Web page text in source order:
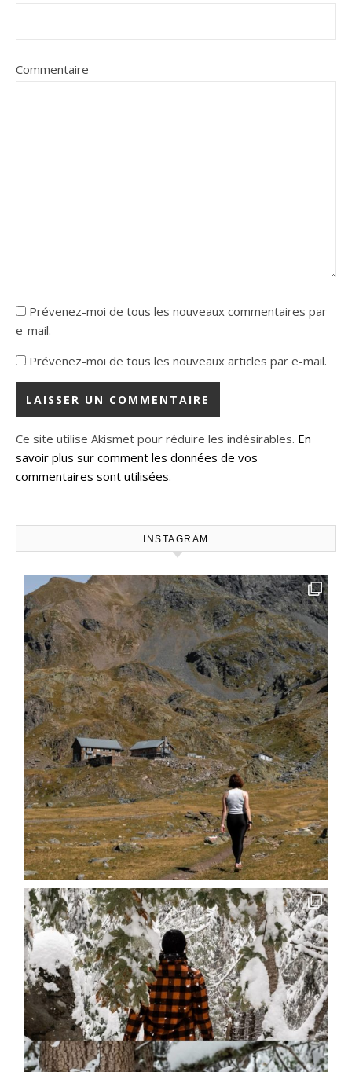
Commentaire
Prévenez-moi de tous les nouveaux commentaires par
e-mail.
Prévenez-moi de tous les nouveaux articles par e-mail.
Ce site utilise Akismet pour réduire les indésirables. En
savoir plus sur comment les données de vos
commentaires sont utilisées.
INSTAGRAM